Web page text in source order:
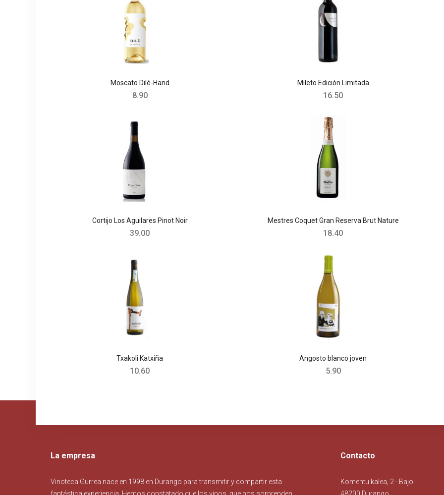
Moscato Dilé-Hand
8.90
Cortijo Los Aguilares Pinot Noir
39.00
Txakoli Katxiña
10.60
Mileto Edición Limitada
16.50
Mestres Coquet Gran Reserva Brut Nature
18.40
Angosto blanco joven
5.90
La empresa
Vinoteca Gurrea nace en 1998 en Durango para transmitir y compartir esta
Contacto
Komentu kalea, 2 - Bajo